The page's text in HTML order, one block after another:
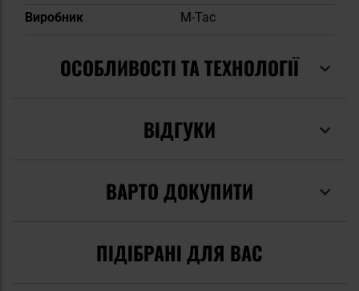
Виробник
M-Tac
ОСОБЛИВОСТІ ТА ТЕХНОЛОГІЇ
ВІДГУКИ
ВАРТО ДОКУПИТИ
ПІДІБРАНІ ДЛЯ ВАС